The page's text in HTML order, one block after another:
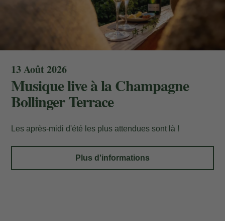
Ma réservation
réservation et votre e-mail pour consulter
13 Août 2026
Musique live à la Champagne
Bollinger Terrace
Les après-midi d'été les plus attendues sont là !
Plus d'informations